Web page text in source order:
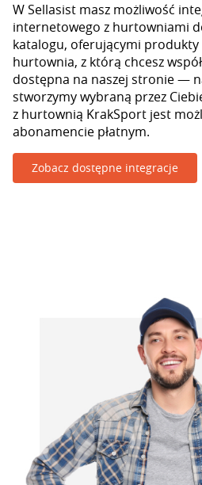
W Sellasist masz możliwość
internetowego z hurtowniami
katalogu, oferującymi produkty
hurtownia, z którą chcesz
dostępna na naszej stronie —
stworzymy wybraną przez
z hurtownią KrakSport jest
abonamencie płatnym.
Zobacz dostępne integracje